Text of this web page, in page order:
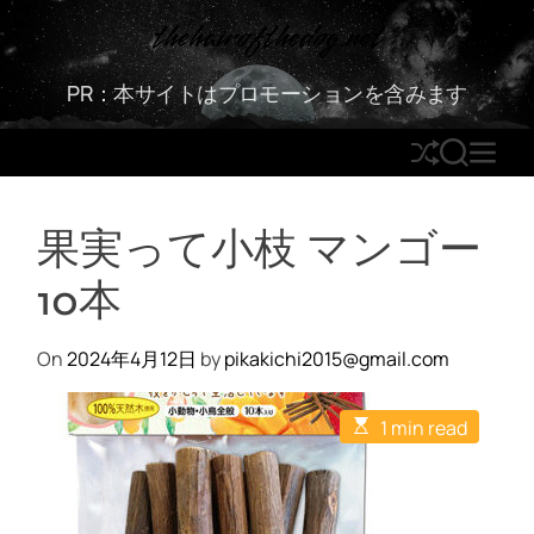
S
k
t
c
thehairofthedog.net
PR：本サイトはプロモーションを含みます
S
h
ff
l
S
E
M
E
果実って小枝 マンゴー
10本
On2024年4月12日 bypikakichi2015@gmail.com
E
s
m
a
1 min read